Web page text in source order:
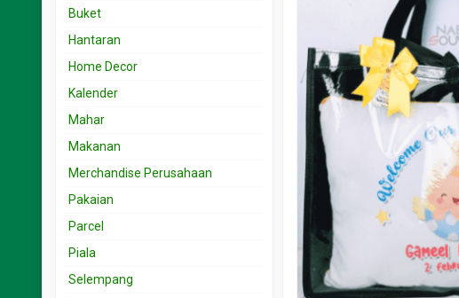
Souvenir 15.001 < 25 rb
Souvenir 25.001 < 50 rb
Souvenir 5.001 < 15 rb
Souvenir 50.001 < 100 rb
Undangan 1rb – 2rb
Undangan 2.001- 3rb
Undangan 3.001 – 5rb
Undangan 5.001 – 10rb
Undangan 501-999
Buket
Hantaran
Home Decor
Kalender
Mahar
Makanan
Merchandise Perusahaan
Pakaian
Parcel
Piala
Selempang